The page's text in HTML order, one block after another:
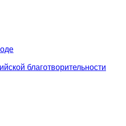
благотворительности